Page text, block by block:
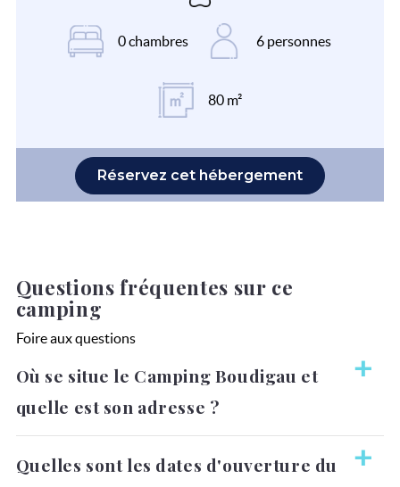
0 chambres 6 personnes
80 m²
Réservez cet hébergement
Questions fréquentes sur ce
camping
Foire aux questions
Où se situe le Camping Boudigau et
quelle est son adresse ?
Le Camping Boudigau se trouve à 45 avenue de la plage ,
40530 LABENNE OCEAN, à 800 m de la mer. Pour joindre
Quelles sont les dates d'ouverture du